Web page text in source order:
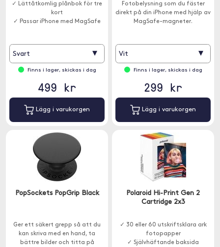
✓ Lättåtkomlig plånbok för tre
kort
✓ Passar iPhone med MagSafe
Svart ▾
Finns i lager, skickas i dag
499 kr
Lägg i varukorgen
Fotobelysning som du fäster
direkt på din iPhone med hjälp av
MagSafe-magneter.
Vit ▾
Finns i lager, skickas i dag
299 kr
Lägg i varukorgen
PopSockets PopGrip Black
Ger ett säkert grepp så att du
kan skriva med en hand, ta
bättre bilder och titta på
Polaroid Hi-Print Gen 2
Cartridge 2x3
✓ 30 eller 60 utskriftsklara ark
fotopapper
✓ Självhäftande baksida